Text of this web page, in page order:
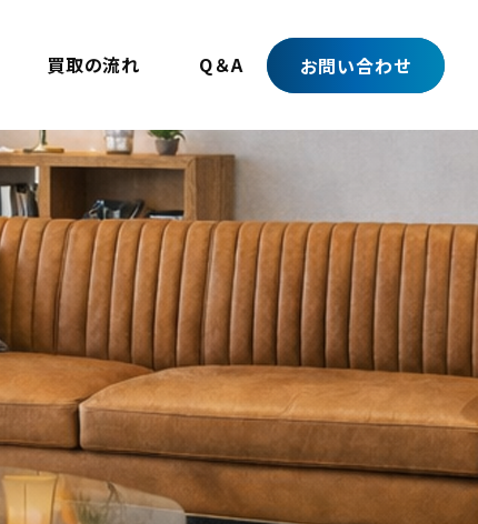
買取の流れ Q＆A お問い合わせ